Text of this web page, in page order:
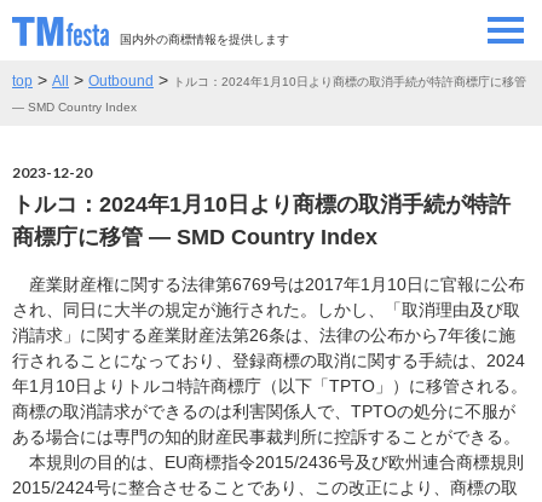
国内外の商標情報を提供します
SEMINAR/EVENT
CONTRIBUTORS 情報提供者
CONTACT お問い合わせ
top > All > Outbound >
トルコ：2024年1月10日より商標の取消手続が特許商標庁に移管
― SMD Country Index
2023-12-20
トルコ：2024年1月10日より商標の取消手続が特許
商標庁に移管 ― SMD Country Index
産業財産権に関する法律第6769号は2017年1月10日に官報に公布
され、同日に大半の規定が施行された。しかし、「取消理由及び取
消請求」に関する産業財産法第26条は、法律の公布から7年後に施
行されることになっており、登録商標の取消に関する手続は、2024
年1月10日よりトルコ特許商標庁（以下「TPTO」）に移管される。
商標の取消請求ができるのは利害関係人で、TPTOの処分に不服が
ある場合には専門の知的財産民事裁判所に控訴することができる。
本規則の目的は、EU商標指令2015/2436号及び欧州連合商標規則
2015/2424号に整合させることであり、この改正により、商標の取